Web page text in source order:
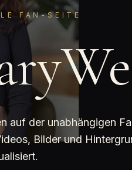
FAN-SEITE
auf der unabhängigen
Bilder und